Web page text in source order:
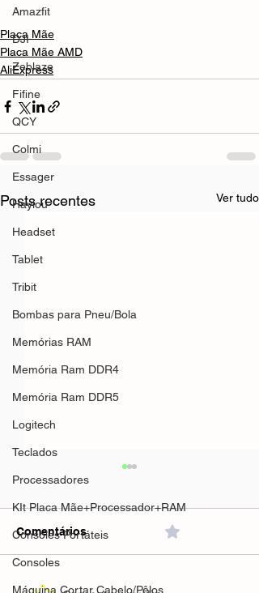
Amazfit
DJI
Zeblaze
Fifine
QCY
Colmi
Essager
Haylou
Headset
Tablet
Tribit
Bombas para Pneu/Bola
Memórias RAM
Memória Ram DDR4
Memória Ram DDR5
Logitech
Teclados
Processadores
KIt Placa Mãe+Processador+RAM
Consoles Portáteis
Consoles
Máquina Cortar Cabelo/Pêlos
Placa Mãe
Placa Mãe AMD
AliExpress
Posts recentes Ver tudo
Comentários